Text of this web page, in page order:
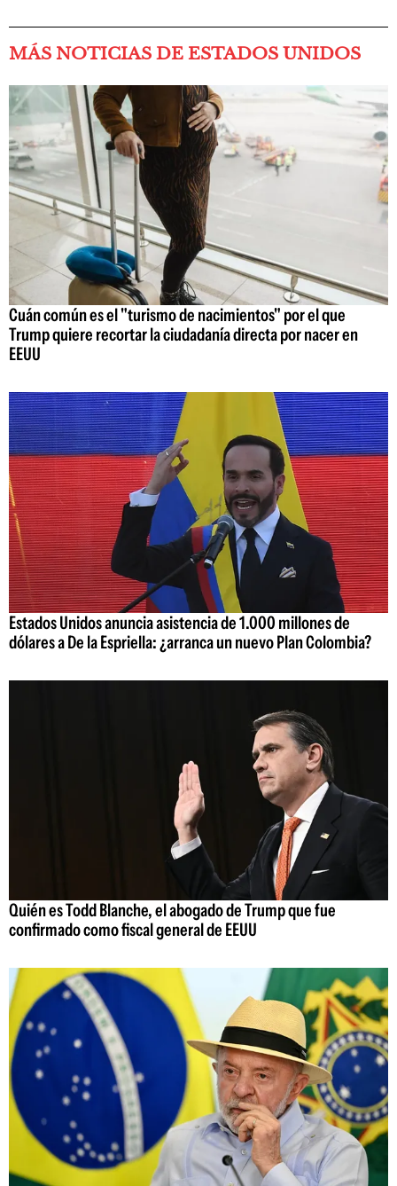
MÁS NOTICIAS DE ESTADOS UNIDOS
Cuán común es el "turismo de nacimientos" por el que
Trump quiere recortar la ciudadanía directa por nacer en
EEUU
Estados Unidos anuncia asistencia de 1.000 millones de
dólares a De la Espriella: ¿arranca un nuevo Plan Colombia?
Quién es Todd Blanche, el abogado de Trump que fue
confirmado como fiscal general de EEUU